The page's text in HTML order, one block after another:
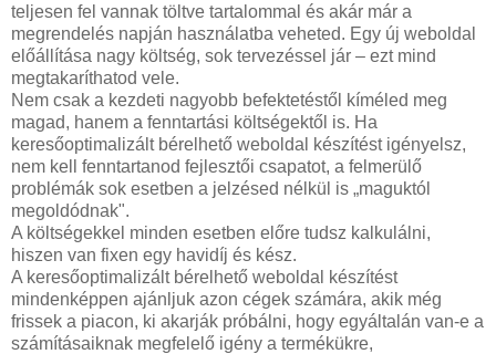
teljesen fel vannak töltve tartalommal és akár már a
megrendelés napján használatba veheted. Egy új weboldal
előállítása nagy költség, sok tervezéssel jár – ezt mind
megtakaríthatod vele.
Nem csak a kezdeti nagyobb befektetéstől kíméled meg
magad, hanem a fenntartási költségektől is. Ha
keresőoptimalizált bérelhető weboldal készítést igényelsz,
nem kell fenntartanod fejlesztői csapatot, a felmerülő
problémák sok esetben a jelzésed nélkül is „maguktól
megoldódnak".
A költségekkel minden esetben előre tudsz kalkulálni,
hiszen van fixen egy havidíj és kész.
A keresőoptimalizált bérelhető weboldal készítést
mindenképpen ajánljuk azon cégek számára, akik még
frissek a piacon, ki akarják próbálni, hogy egyáltalán van-e a
számításaiknak megfelelő igény a termékükre,